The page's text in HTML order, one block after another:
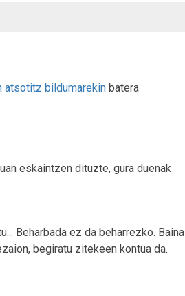
atsotitz bildumarekin batera
eskaintzen dituzte, gura duenak
Beharbada ez da beharrezko. Baina
begiratu zitekeen kontua da.